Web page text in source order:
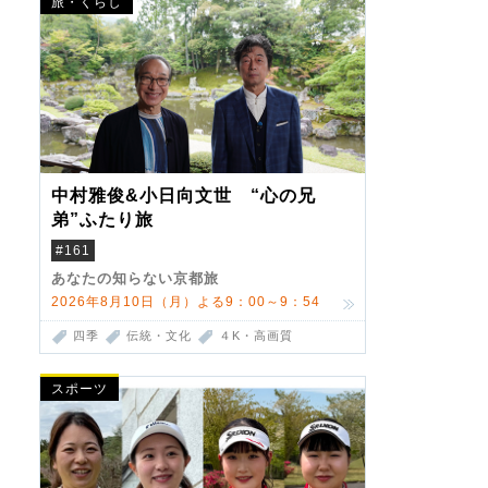
中村雅俊&小日向文世 “心の兄
弟”ふたり旅
#161
あなたの知らない京都旅
2026年8月10日（月）よる9：00～9：54
四季 伝統・文化 ４K・高画質
スポーツ